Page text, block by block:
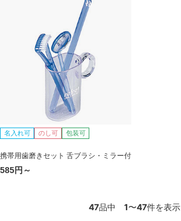
名入れ可 のし可 包装可
携帯用歯磨きセット 舌ブラシ・ミラー付
585円～
47品中 1〜47件を表示